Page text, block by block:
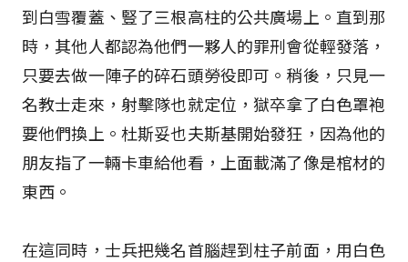
到白雪覆蓋、豎了三根高柱的公共廣場上。直到那
時，其他人都認為他們一夥人的罪刑會從輕發落，
只要去做一陣子的碎石頭勞役即可。稍後，只見一
名教士走來，射擊隊也就定位，獄卒拿了白色罩袍
要他們換上。杜斯妥也夫斯基開始發狂，因為他的
朋友指了一輛卡車給他看，上面載滿了像是棺材的
東西。
在這同時，士兵把幾名首腦趕到柱子前面，用白色